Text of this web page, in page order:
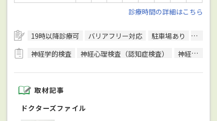
診療時間の詳細はこちら
19時以降診療可 バリアフリー対応 駐車場あり
予約可
神経学的検査
神経心理検査（認知症検査） 神経伝達検査
取材記事
ドクターズファイル